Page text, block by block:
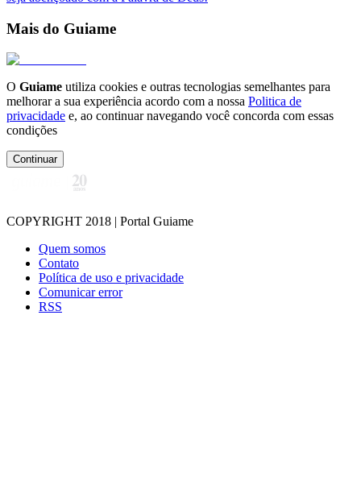
Mais do Guiame
O Guiame utiliza cookies e outras tecnologias semelhantes para
melhorar a sua experiência acordo com a nossa Politica de
privacidade e, ao continuar navegando você concorda com essas
condições
Continuar
COPYRIGHT 2018 | Portal Guiame
Quem somos
Contato
Política de uso e privacidade
Comunicar error
RSS